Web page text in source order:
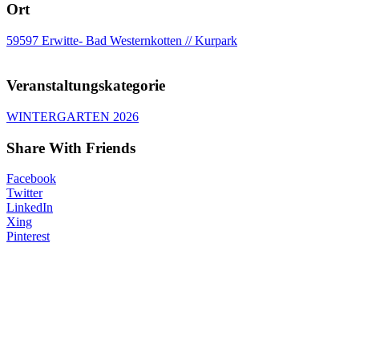
Ort
59597 Erwitte- Bad Westernkotten // Kurpark
Veranstaltungskategorie
WINTERGARTEN 2026
Share With Friends
Facebook
Twitter
LinkedIn
Xing
Pinterest